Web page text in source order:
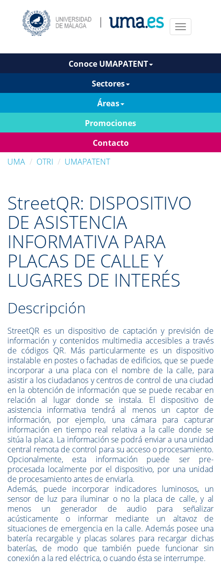
Menu
Conoce UMAPATENT
Sectores
Áreas
Promociones
Contacto
UMA
OTRI UMAPATENT
StreetQR: DISPOSITIVO
DE ASISTENCIA
INFORMATIVA PARA
PLACAS DE CALLE Y
LUGARES DE INTERÉS
Descripción
StreetQR es un dispositivo de captación y previsión de
información y contenidos multimedia accesibles a través
de códigos QR. Más particularmente es un dispositivo
instalable en postes o fachadas de edificios, que se puede
incorporar a una placa con el nombre de la calle, para
asistir a los ciudadanos y centros de control de una ciudad
en la obtención de información que se puede recabar en
relación al lugar donde se instala. El dispositivo de
asistencia informativa tendrá al menos un captor de
información, por ejemplo, una cámara para capturar
información en tiempo real relativa a la calle donde se
sitúa la placa. La información se podrá enviar a una unidad
central remota de control para su acceso o procesamiento.
Opcionalmente, esta información puede ser pre-
procesada localmente por el dispositivo, por una unidad
de procesamiento antes de enviarla.
Además, puede incorporar indicadores luminosos, un
sensor de luz para iluminar o no la placa de calle, y al
menos un generador de audio para señalizar
acústicamente o informar mediante un altavoz de
situaciones de emergencia en la calle. Además posee una
batería recargable y placas solares para recargar dichas
baterías, de modo que también puede funcionar sin
conexión a la red eléctrica, o cuando ésta se interrumpe.